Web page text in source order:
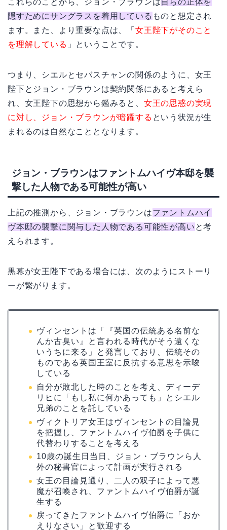
これらのことから、ジョン・ブラウンは 自らの正体を
隠すためにサングラスを着用している ものと想定され
ます。また、より重要な点は、「 女王陛下がそのこと
を理解している 」ということです。
つまり、シエルとセバスチャンの関係のように、女王
陛下とジョン・ブラウンは契約関係にあると考えら
れ、女王陛下の思想から鑑みると、 女王の思惑の実現
に対し、ジョン・ブラウンが暗躍する という状況が生
まれるのは自然なこととなります。
ジョン・ブラウンはファントムハイヴ本邸を襲
撃した人物である可能性が高い
上記の推測から、ジョン・ブラウンはファントムハイ
ヴ本邸の襲撃に関与した人物である可能性が高い と考
えられます。
黒幕が女王陛下である場合には、次のようにストーリ
ーが繋がります。
ヴィンセントは「『英国の伝統ある名前な
んか古臭い』と言われる時代がそう遠くな
いうちに来る」と発言しており、伝統その
ものである英国王室に反抗する意思を示唆
している
自分が敗北した時のことを考え、ディーデ
リヒに「もし私に何かあっても」とシエル
兄弟のことを託している
ヴィクトリア女王はヴィンセントの目論見
を把握し、ファントムハイヴ伯爵を子供に
代替わりすることを考える
10歳の誕生日当日、ジョン・ブラウンら人
外の秘書官によって計画が実行される
女王の目論見通り、二人の双子によって悪
魔が召喚され、ファントムハイヴ伯爵が誕
生する
戻ってきたファントムハイヴ伯爵に「おか
えりなさい」と歓迎する